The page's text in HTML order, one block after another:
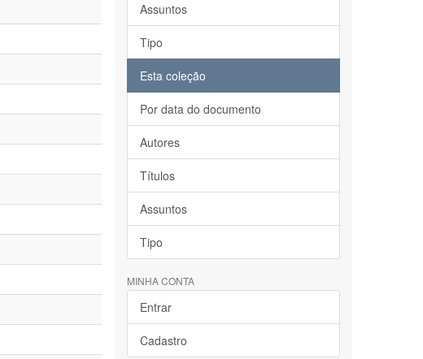
Assuntos
Tipo
Esta coleção
Por data do documento
Autores
Títulos
Assuntos
Tipo
MINHA CONTA
Entrar
Cadastro